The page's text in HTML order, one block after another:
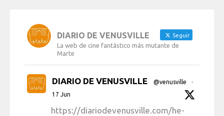
DIARIO DE VENUSVILLE Seguir
La web de cine fantástico más mutante de
Marte
DIARIO DE VENUSVILLE @venusville
·
17 Jun
https://diariodevenusville.com/he-